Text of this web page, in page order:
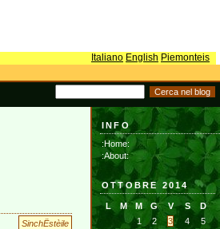
Italiano English Piemonteis
SinchËstèile
INFO
:Home:
:About:
OTTOBRE 2014
L M M G V S
D
1
2 3 4
5